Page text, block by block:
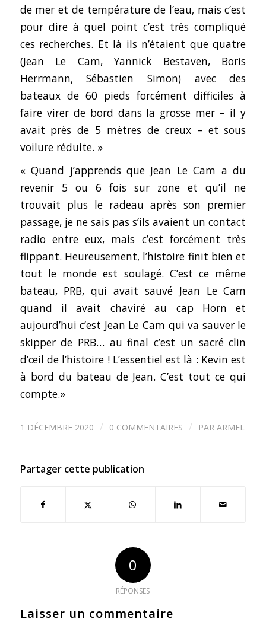
de mer et de température de l’eau, mais c’est
pour dire à quel point c’est très compliqué
ces recherches. Et là ils n’étaient que quatre
(Jean Le Cam, Yannick Bestaven, Boris
Herrmann, Sébastien Simon) avec des
bateaux de 60 pieds forcément difficiles à
faire virer de bord dans la grosse mer – il y
avait près de 5 mètres de creux – et sous
voilure réduite. »
« Quand j’apprends que Jean Le Cam a du
revenir 5 ou 6 fois sur zone et qu’il ne
trouvait plus le radeau après son premier
passage, je ne sais pas s’ils avaient un contact
radio entre eux, mais c’est forcément très
flippant. Heureusement, l’histoire finit bien et
tout le monde est soulagé. C’est ce même
bateau, PRB, qui avait sauvé Jean Le Cam
quand il avait chaviré au cap Horn et
aujourd’hui c’est Jean Le Cam qui va sauver le
skipper de PRB… au final c’est un sacré clin
d’œil de l’histoire ! L’essentiel est là : Kevin est
à bord du bateau de Jean. C’est tout ce qui
compte.»
1 DÉCEMBRE 2020 / 0 COMMENTAIRES / PAR ARMEL
Partager cette publication
0
RÉPONSES
Laisser un commentaire